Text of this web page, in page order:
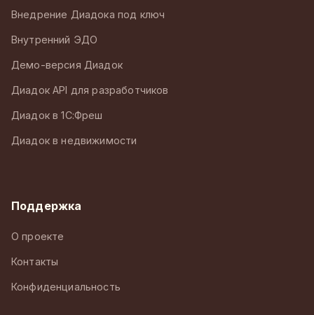
Внедрение Диадока под ключ
Внутренний ЭДО
Демо-версия Диадок
Диадок API для разработчиков
Диадок в 1С:Фреш
Диадок в недвижимости
Поддержка
О проекте
Контакты
Конфиденциальность